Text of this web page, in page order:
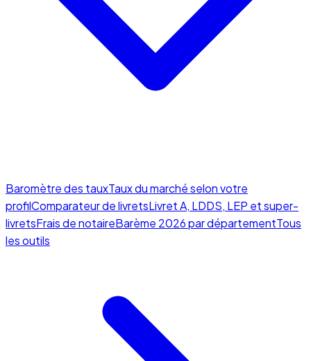
Baromètre des tauxTaux du marché selon votre
profilComparateur de livretsLivret A, LDDS, LEP et super-
livretsFrais de notaireBarème 2026 par départementTous
les outils